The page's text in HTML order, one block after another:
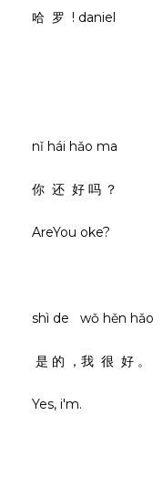
哈 罗 ! daniel
nǐ hái hǎo ma
你 还 好 吗 ？
AreYou oke?
shì de wǒ hěn hǎo
是 的 ，我 很 好 。
Yes, i'm.